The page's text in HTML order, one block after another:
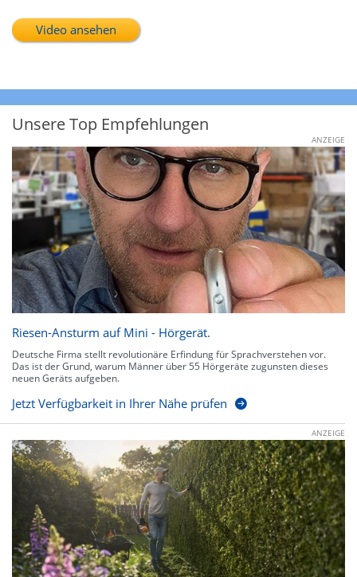
Video ansehen
Unsere Top Empfehlungen
ANZEIGE
Riesen-Ansturm auf Mini - Hörgerät.
Deutsche Firma stellt revolutionäre Erfindung für Sprachverstehen vor.
Das ist der Grund, warum Männer über 55 Hörgeräte zugunsten dieses
neuen Geräts aufgeben.
Jetzt Verfügbarkeit in Ihrer Nähe prüfen
ANZEIGE